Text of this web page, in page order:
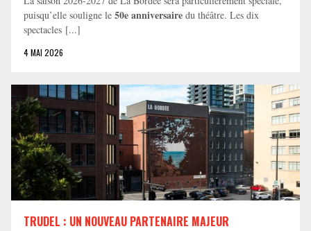
puisqu’elle souligne le 50e anniversaire du théâtre. Les dix
spectacles [...]
4 MAI 2026
TRUDEL : UN NOUVEAU PARTENAIRE MAJEUR